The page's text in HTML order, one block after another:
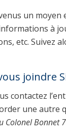
un moyen
à
etc. Suivez
joindre
contactez
une autre
Colonel Bonnet